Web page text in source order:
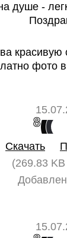
душе -
фото
8
Скачать
(269.83